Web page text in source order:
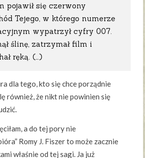
pojawił się czerwony
Tejego, w którego numerze
wypatrzył cyfry 007.
ślinę, zatrzymał film i
ręką. (…)
dla tego, kto się chce porządnie
również, że nikt nie powinien się
a do tej pory nie
Romy J. Fiszer to może zacznie
właśnie od tej sagi. Ja już